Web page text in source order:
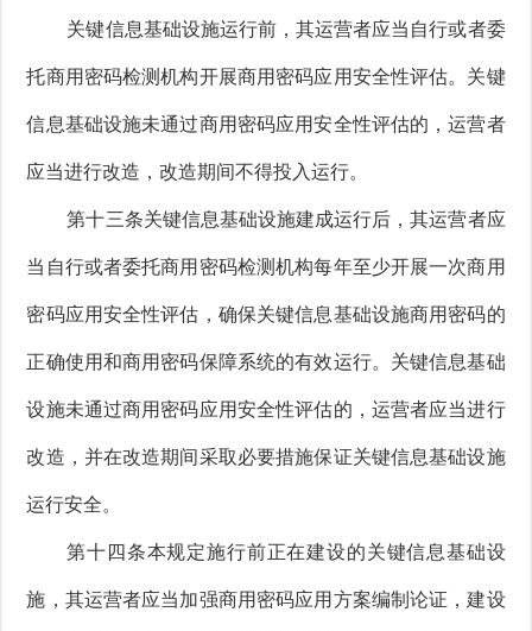
关键信息基础设施运行前，其运营者应当自行或者委
托商用密码检测机构开展商用密码应用安全性评估。关键
信息基础设施未通过商用密码应用安全性评估的，运营者
应当进行改造，改造期间不得投入运行。
第十三条关键信息基础设施建成运行后，其运营者应
当自行或者委托商用密码检测机构每年至少开展一次商用
密码应用安全性评估，确保关键信息基础设施商用密码的
正确使用和商用密码保障系统的有效运行。关键信息基础
设施未通过商用密码应用安全性评估的，运营者应当进行
改造，并在改造期间采取必要措施保证关键信息基础设施
运行安全。
第十四条本规定施行前正在建设的关键信息基础设
施，其运营者应当加强商用密码应用方案编制论证，建设